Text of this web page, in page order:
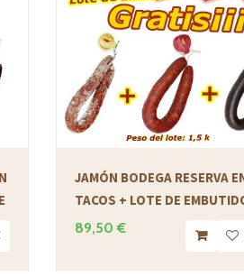
JAMÓN BODEGA RESERVA
TACOS + LOTE DE
89,50 €